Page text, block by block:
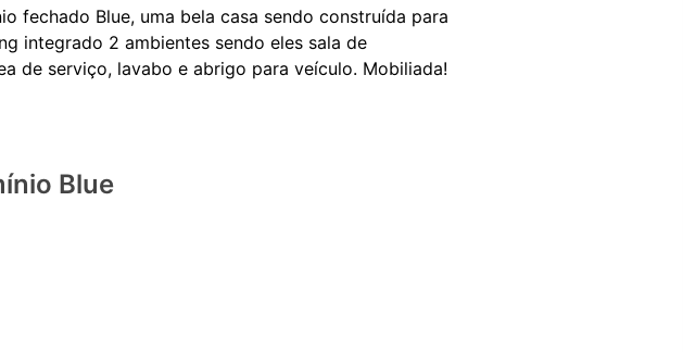
fechado Blue, uma bela casa sendo construída para
integrado 2 ambientes sendo eles sala de
Blue